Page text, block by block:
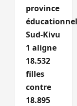
province
Sud-Kivu
1 aligne
18.532
filles
contre
18.895